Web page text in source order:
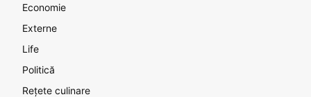
Economie
Externe
Life
Politică
Rețete culinare